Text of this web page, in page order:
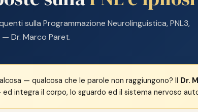
sulla Programmazione Neurolinguistica, PNL3,
— Dr. Marco Paret.
— qualcosa che le parole non raggiungono? Il Dr.
integra il corpo, lo sguardo ed il sistema nervoso